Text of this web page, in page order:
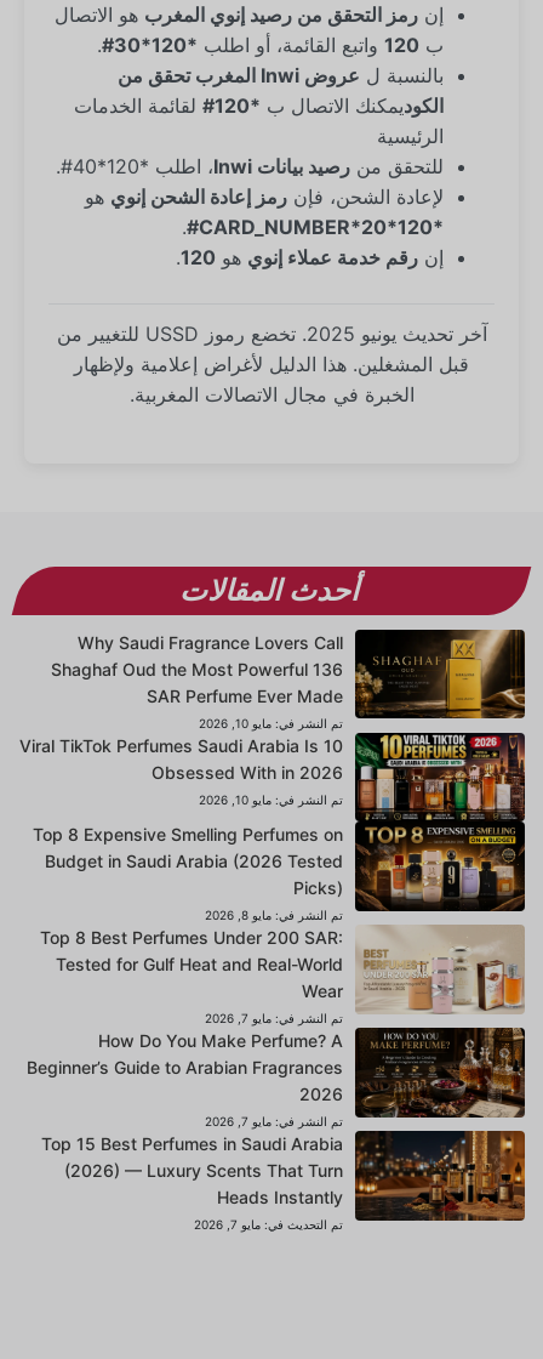
إن رمز التحقق من رصيد إنوي المغرب هو الاتصال
ب 120 واتبع القائمة، أو اطلب *120*30#
.
بالنسبة ل
عروض Inwi المغرب تحقق من
الكوديمكنك الاتصال ب *120#
لقائمة الخدمات
الرئيسية
للتحقق من رصيد بيانات Inwi
، اطلب *120*40#.
لإعادة الشحن، فإن رمز إعادة الشحن إنوي هو
*120*20*CARD_NUMBER#
.
إن رقم خدمة عملاء إنوي هو 120
.
آخر تحديث يونيو 2025. تخضع رموز USSD للتغيير من
قبل المشغلين. هذا الدليل لأغراض إعلامية ولإظهار
الخبرة في مجال الاتصالات المغربية.
أحدث المقالات
Why Saudi Fragrance Lovers Call
Shaghaf Oud the Most Powerful 136
SAR Perfume Ever Made
تم النشر في: مايو 10, 2026
10 Viral TikTok Perfumes Saudi Arabia Is
Obsessed With in 2026
تم النشر في: مايو 10, 2026
Top 8 Expensive Smelling Perfumes on
Budget in Saudi Arabia (2026 Tested
Picks)
تم النشر في: مايو 8, 2026
Top 8 Best Perfumes Under 200 SAR:
Tested for Gulf Heat and Real-World
Wear
تم النشر في: مايو 7, 2026
How Do You Make Perfume? A
Beginner’s Guide to Arabian Fragrances
2026
تم النشر في: مايو 7, 2026
Top 15 Best Perfumes in Saudi Arabia
(2026) — Luxury Scents That Turn
Heads Instantly
تم التحديث في: مايو 7, 2026